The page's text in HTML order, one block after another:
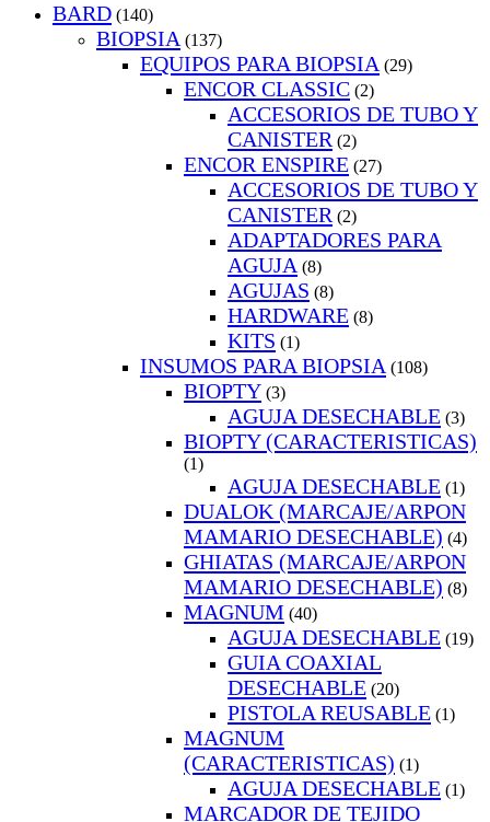
BARD (140)
BIOPSIA (137)
EQUIPOS PARA BIOPSIA (29)
ENCOR CLASSIC (2)
ACCESORIOS DE TUBO Y
CANISTER (2)
ENCOR ENSPIRE (27)
ACCESORIOS DE TUBO Y
CANISTER (2)
ADAPTADORES PARA
AGUJA (8)
AGUJAS (8)
HARDWARE (8)
KITS (1)
INSUMOS PARA BIOPSIA (108)
BIOPTY (3)
AGUJA DESECHABLE (3)
BIOPTY (CARACTERISTICAS)
(1)
AGUJA DESECHABLE (1)
DUALOK (MARCAJE/ARPON
MAMARIO DESECHABLE) (4)
GHIATAS (MARCAJE/ARPON
MAMARIO DESECHABLE) (8)
MAGNUM (40)
AGUJA DESECHABLE (19)
GUIA COAXIAL
DESECHABLE (20)
PISTOLA REUSABLE (1)
MAGNUM
(CARACTERISTICAS) (1)
AGUJA DESECHABLE (1)
MARCADOR DE TEJIDO